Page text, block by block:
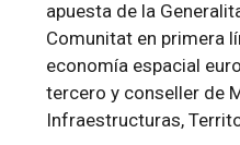
apuesta de la
Comunitat en primera
economía espacial
tercero y conseller de
Infraestructuras,